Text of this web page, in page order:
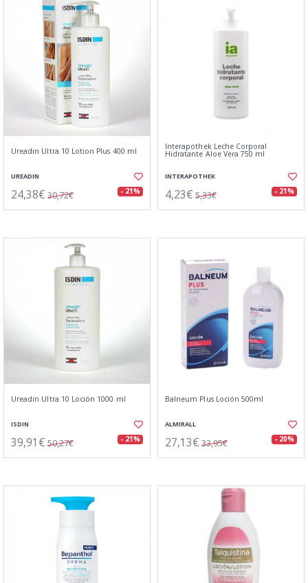
Ureadin Ultra 10 Lotion Plus 400 ml
UREADIN
24,38€ 30,72€ - 21%
Interapothek Leche Corporal
Hidratante Aloe Vera 750 ml
INTERAPOTHEK
4,23€ 5,33€ - 21%
Ureadin Ultra 10 Loción 1000 ml
ISDIN
39,91€ 50,27€ - 21%
Balneum Plus Loción 500ml
ALMIRALL
27,13€ 33,95€ - 20%